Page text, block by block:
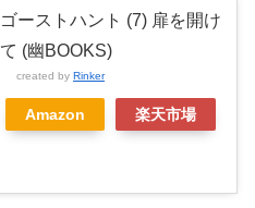
ゴーストハント (7) 扉を開け
て (幽BOOKS)
created by Rinker
Amazon 楽天市場